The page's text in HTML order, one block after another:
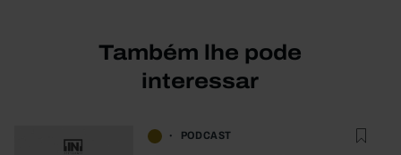
Também lhe pode
interessar
PODCAST